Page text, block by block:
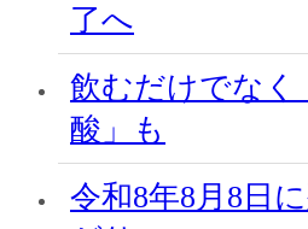
了へ
飲むだけでなく
酸」も
令和8年8月8日